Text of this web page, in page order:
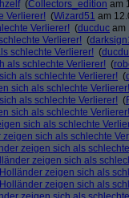
(Collectors_edition am
Verlierer! (Wizard51 am
Verlierer! (ducduc am
Verlierer! (
schlechte Verlierer! (
als schlechte Verlierer! (
als schlechte Verlierer! (
sich als schlechte Verlierer!
als schlechte Verlierer! (
sich als schlechte Verlierer!
sich als schlechte
sich als schlechte
zeigen sich als
zeigen sich als
zeigen sich als
zeigen sich als